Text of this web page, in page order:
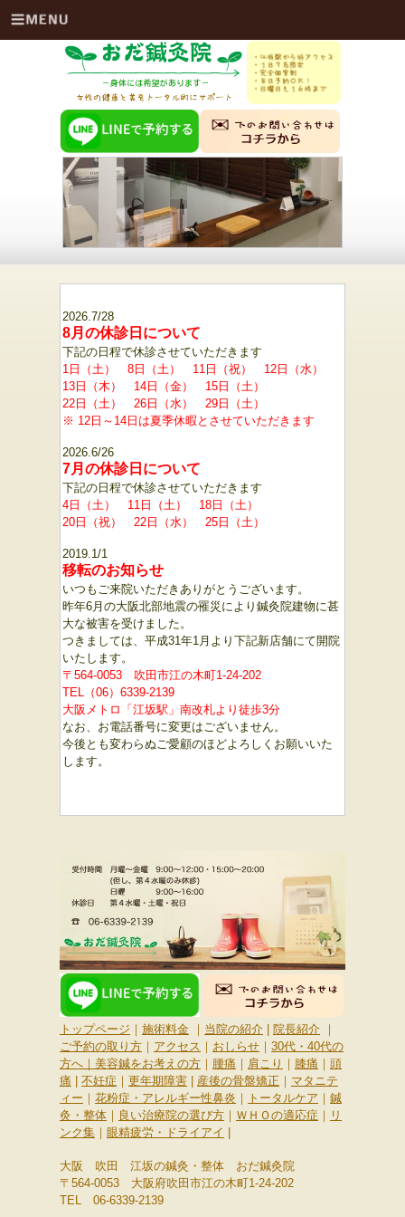
2026.7/28
8月の休診日について
下記の日程で休診させていただきます
1日（土） 8日（土） 11日（祝） 12日（水）
13日（木） 14日（金） 15日（土）
22日（土） 26日（水） 29日（土）
※ 12日～14日は夏季休暇とさせていただきます
2026.6/26
7月の休診日について
下記の日程で休診させていただきます
4日（土） 11日（土） 18日（土）
20日（祝） 22日（水） 25日（土）
2019.1/1
移転のお知らせ
いつもご来院いただきありがとうございます。
昨年6月の大阪北部地震の罹災により鍼灸院建物に甚
大な被害を受けました。
つきましては、 平成31年1月より下記新店舗にて開院
いたします。
〒 564-0053 吹田市江の木町1-24-202
TEL（06）6339-2139
大阪メトロ 「江坂駅」南改札より徒歩3分
なお、お電話番号に変更はございません。
今後とも変わらぬご愛顧のほどよろしくお願いいた
します。
トップページ ｜ 施術料金 ｜ 当院の紹介 院長紹介 ｜
ご予約の取り方 ｜ アクセス ｜ おしらせ ｜ 30代・40代の
方へ ｜ 美容鍼をお考えの方 ｜ 腰痛 ｜ 肩こり ｜ 膝痛 ｜ 頭
痛
不妊症 ｜ 更年期障害 産後の骨盤矯正 ｜ マタニテ
ィー ｜ 花粉症・アレルギー性鼻炎 ｜ トータルケア ｜ 鍼
灸・整体 ｜ 良い治療院の選び方 ｜ ＷＨＯの適応症 ｜ リ
ンク集 ｜ 眼精疲労・ドライアイ
大阪 吹田 江坂の鍼灸・整体 おだ鍼灸院
〒564-0053 大阪府吹田市江の木町1-24-202
TEL 06-6339-2139